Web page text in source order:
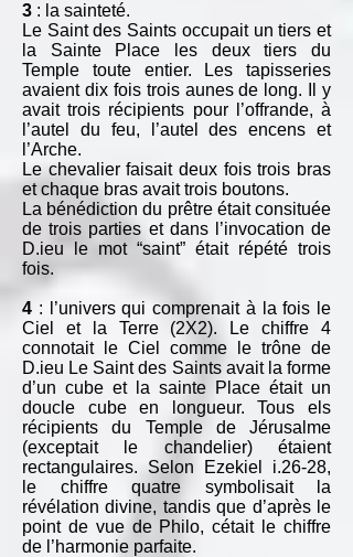
3 : la sainteté.
Le Saint des Saints occupait un tiers et
la Sainte Place les deux tiers du
Temple toute entier. Les tapisseries
avaient dix fois trois aunes de long. Il y
avait trois récipients pour l’offrande, à
l’autel du feu, l’autel des encens et
l’Arche.
Le chevalier faisait deux fois trois bras
et chaque bras avait trois boutons.
La bénédiction du prêtre était consituée
de trois parties et dans l’invocation de
D.ieu le mot “saint” était répété trois
fois.
4 : l’univers qui comprenait à la fois le
Ciel et la Terre (2X2). Le chiffre 4
connotait le Ciel comme le trône de
D.ieu Le Saint des Saints avait la forme
d’un cube et la sainte Place était un
doucle cube en longueur. Tous els
récipients du Temple de Jérusalme
(exceptait le chandelier) étaient
rectangulaires. Selon Ezekiel i.26-28,
le chiffre quatre symbolisait la
révélation divine, tandis que d’après le
point de vue de Philo, cétait le chiffre
de l’harmonie parfaite.